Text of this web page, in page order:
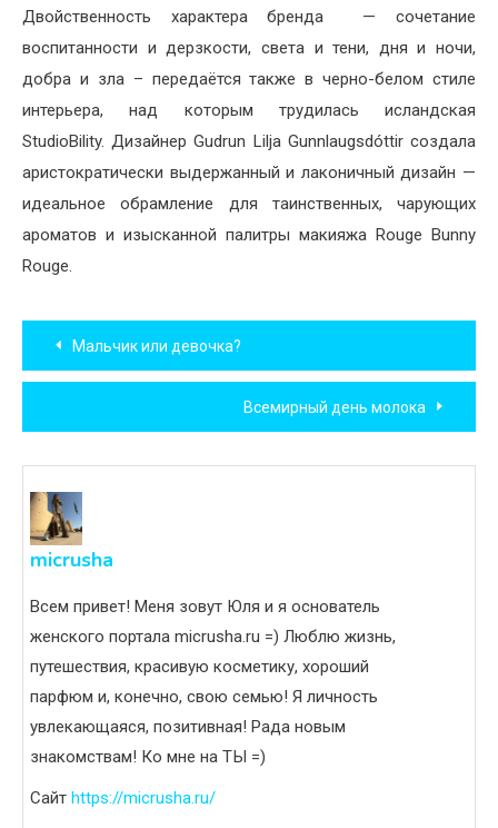
Двойственность характера бренда — сочетание
воспитанности и дерзкости, света и тени, дня и ночи,
добра и зла – передаётся также в черно-белом стиле
интерьера, над которым трудилась исландская
StudioBility. Дизайнер Gudrun Lilja Gunnlaugsdóttir создала
аристократически выдержанный и лаконичный дизайн —
идеальное обрамление для таинственных, чарующих
ароматов и изысканной палитры макияжа Rouge Bunny
Rouge.
Навигация
по
записям
Мальчик или девочка?
Всемирный день молока
micrusha
Всем привет! Меня зовут Юля и я основатель
женского портала micrusha.ru =) Люблю жизнь,
путешествия, красивую косметику, хороший
парфюм и, конечно, свою семью! Я личность
увлекающаяся, позитивная! Рада новым
знакомствам! Ко мне на ТЫ =)
Сайт https://micrusha.ru/